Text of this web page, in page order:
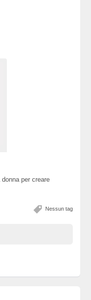
per creare
Nessun tag